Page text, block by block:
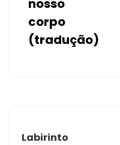
nosso
corpo
(tradução)
Labirinto